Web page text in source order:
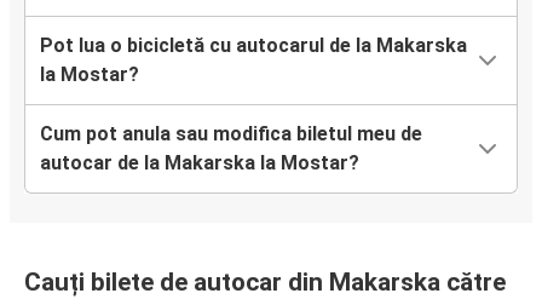
Pot lua o bicicletă cu autocarul de la Makarska
la Mostar?
Cum pot anula sau modifica biletul meu de
autocar de la Makarska la Mostar?
Cauți bilete de autocar din Makarska către